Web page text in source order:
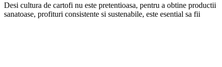
Desi cultura de cartofi nu este pretentioasa, pentru a obtine productii
sanatoase, profituri consistente si sustenabile, este esential sa fii